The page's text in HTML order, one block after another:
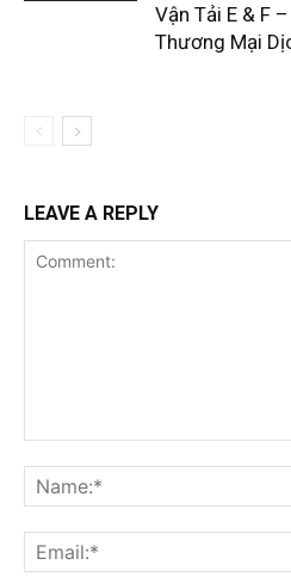
Vận Tải E & F
Thương Mại
LEAVE A REPLY